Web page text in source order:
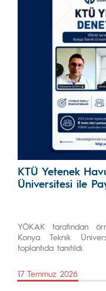
KTÜ Yetenek
Üniversitesi ile
YÖKAK tarafından
Konya Teknik
toplantıda tanıtıldı.
17 Temmuz 2026